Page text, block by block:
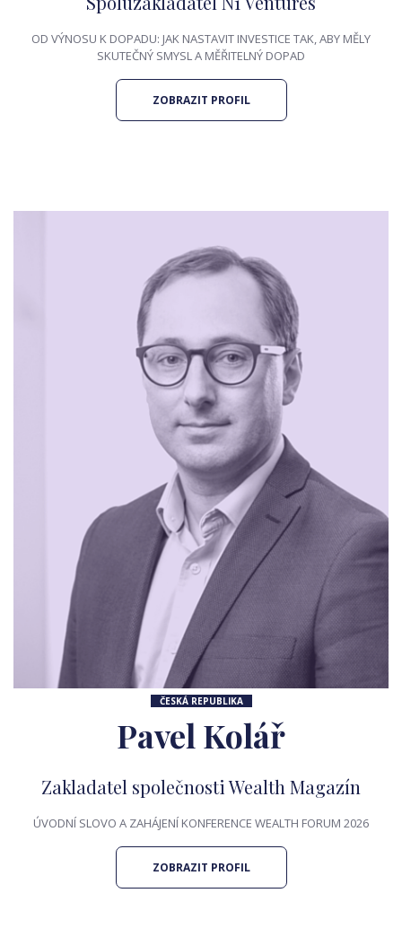
OD VÝNOSU K DOPADU: JAK NASTAVIT INVESTICE TAK, ABY MĚLY
SKUTEČNÝ SMYSL A MĚŘITELNÝ DOPAD
ZOBRAZIT PROFIL
ČESKÁ REPUBLIKA
Pavel Kolář
Zakladatel společnosti Wealth Magazín
ÚVODNÍ SLOVO A ZAHÁJENÍ KONFERENCE WEALTH FORUM 2026
ZOBRAZIT PROFIL